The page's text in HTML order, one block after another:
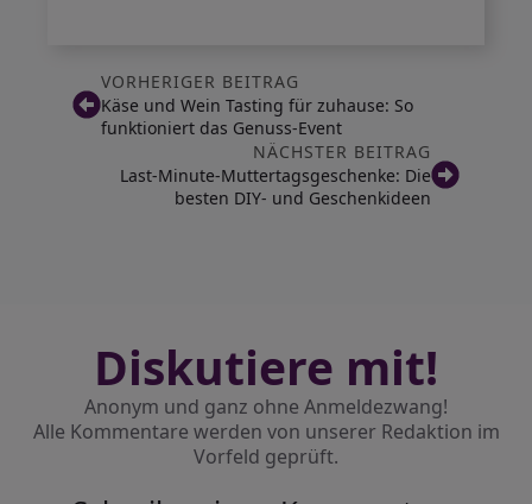
VORHERIGER BEITRAG
Käse und Wein Tasting für zuhause: So
funktioniert das Genuss-Event
NÄCHSTER BEITRAG
Last-Minute-Muttertagsgeschenke: Die
besten DIY- und Geschenkideen
Diskutiere mit!
Anonym und ganz ohne Anmeldezwang!
Alle Kommentare werden von unserer Redaktion im
Vorfeld geprüft.